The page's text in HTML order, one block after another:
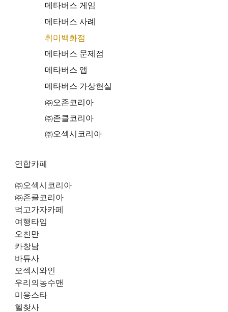
메타버스 게임
메타버스 사례
취미백화점
메타버스 문제점
메타버스 앱
메타버스 가상현실
㈜오존코리아
㈜존클코리아
㈜오섹시코리아
연합카페
㈜오섹시코리아
㈜존클코리아
먹고가자카페
여행타임
오친만
카창남
바튜사
오섹시와인
우리의농수맨
미용스타
헬찾사